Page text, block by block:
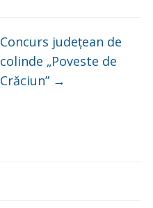
Concurs județean de
colinde „Poveste de
Crăciun” →